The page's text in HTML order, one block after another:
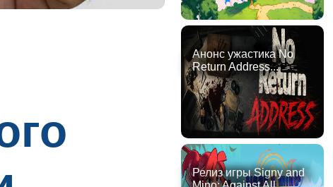
Анонс ужастика No
Return Address...
Релиз игры Signy and